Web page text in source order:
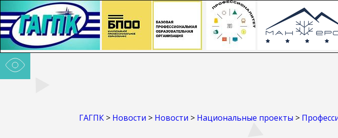
ГАГПК > Новости > Новости > Национальные проекты >